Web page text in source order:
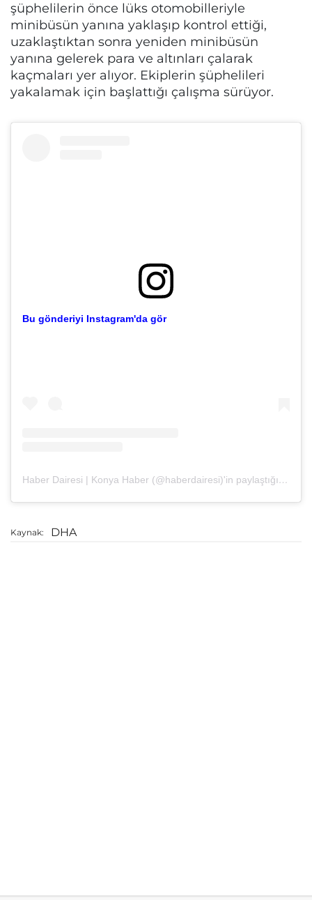
şüphelilerin önce lüks otomobilleriyle
minibüsün yanına yaklaşıp kontrol ettiği,
uzaklaştıktan sonra yeniden minibüsün
yanına gelerek para ve altınları çalarak
kaçmaları yer alıyor. Ekiplerin şüphelileri
yakalamak için başlattığı çalışma sürüyor.
Bu gönderiyi Instagram'da gör
Haber Dairesi | Konya Haber (@haberdairesi)'in paylaştığı bir gönderi
Kaynak: DHA